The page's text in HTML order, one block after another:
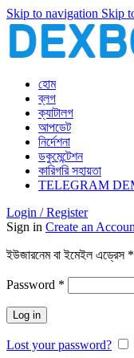
Skip to navigation Skip
হোম
ব্লগ
ক্যাটালগ
আপডেট
নির্দেশনা
ডকুমেন্টেশন
কারিগরি সহায়তা
TELEGRAM
Login / Register
Sign in Create an
ইউজারনেম বা ইমেইল এড্রেস *
Password *
Log in
Lost your password?